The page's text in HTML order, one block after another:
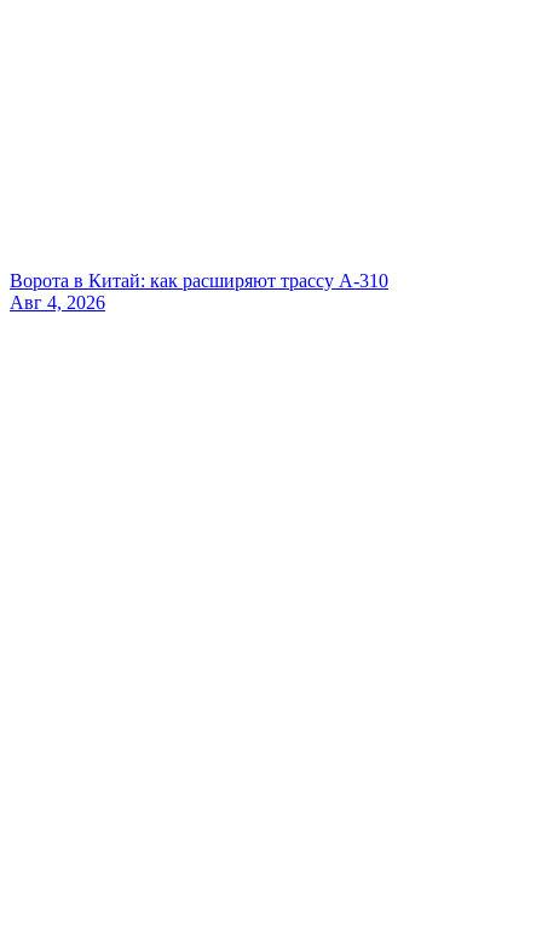
Ворота в Китай: как расширяют трассу А-310
Авг 4, 2026